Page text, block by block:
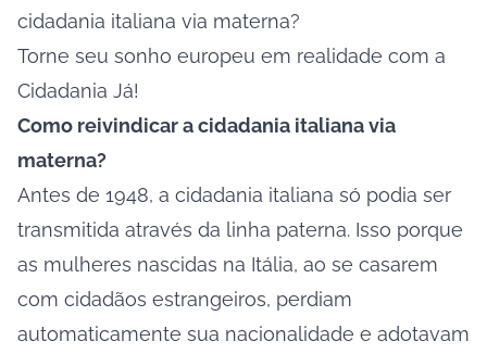
cidadania italiana via materna?
Torne seu sonho europeu em realidade com a
Cidadania Já!
Como reivindicar a cidadania italiana via
materna?
Antes de 1948, a cidadania italiana só podia ser
transmitida através da linha paterna. Isso porque
as mulheres nascidas na Itália, ao se casarem
com cidadãos estrangeiros, perdiam
automaticamente sua nacionalidade e adotavam